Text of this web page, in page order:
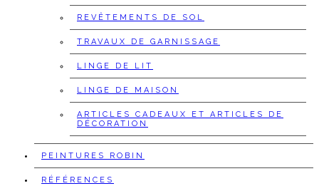
REVÊTEMENTS DE SOL
TRAVAUX DE GARNISSAGE
LINGE DE LIT
LINGE DE MAISON
ARTICLES CADEAUX ET ARTICLES DE
DÉCORATION
PEINTURES ROBIN
RÉFÉRENCES